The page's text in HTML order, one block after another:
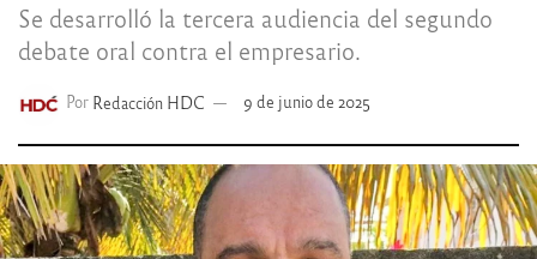
Se desarrolló la tercera audiencia del segundo
debate oral contra el empresario.
Por Redacción HDC 9 de junio de 2025